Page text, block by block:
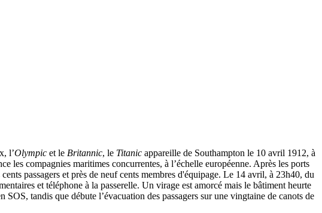
l’Olympic et le Britannic, le Titanic appareille de Southampton le 10 avril 1912, à
les compagnies maritimes concurrentes, à l’échelle européenne. Après les ports
passagers et près de neuf cents membres d'équipage. Le 14 avril, à 23h40, du
et téléphone à la passerelle. Un virage est amorcé mais le bâtiment heurte
tandis que débute l’évacuation des passagers sur une vingtaine de canots de